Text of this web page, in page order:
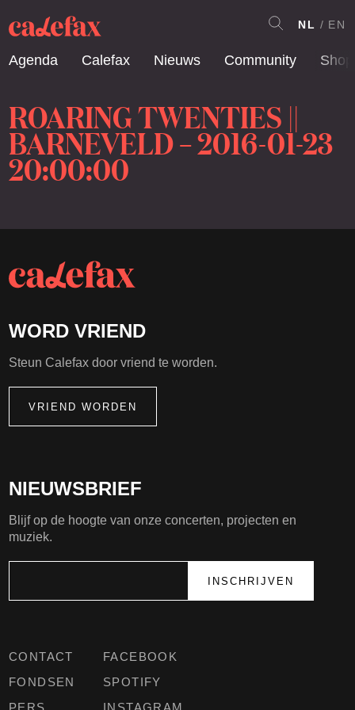
Agenda Calefax Nieuws Community Shop
NL EN
ROARING TWENTIES ||
BARNEVELD – 2016-01-23
20:00:00
CONTACT
FONDSEN
PERS
FACEBOOK
SPOTIFY
INSTAGRAM
NIEUWSBRIEF
Blijf op de hoogte van onze concerten, projecten en
muziek.
WORD VRIEND
Steun Calefax door vriend te worden.
VRIEND WORDEN